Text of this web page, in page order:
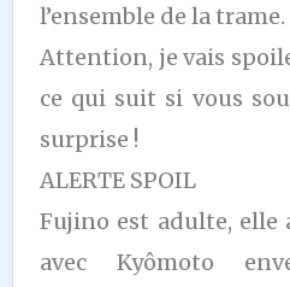
l’ensemble de la trame.
Attention, je vais
ce qui suit si vous
surprise !
ALERTE SPOIL
Fujino est adulte, elle
avec Kyômoto